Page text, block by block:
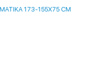
173-155Х75 СМ